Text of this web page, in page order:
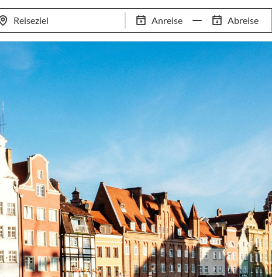
Anreise Abreise
Standorte 97,8% Weiterempfehlungsrate 20+ Jahre